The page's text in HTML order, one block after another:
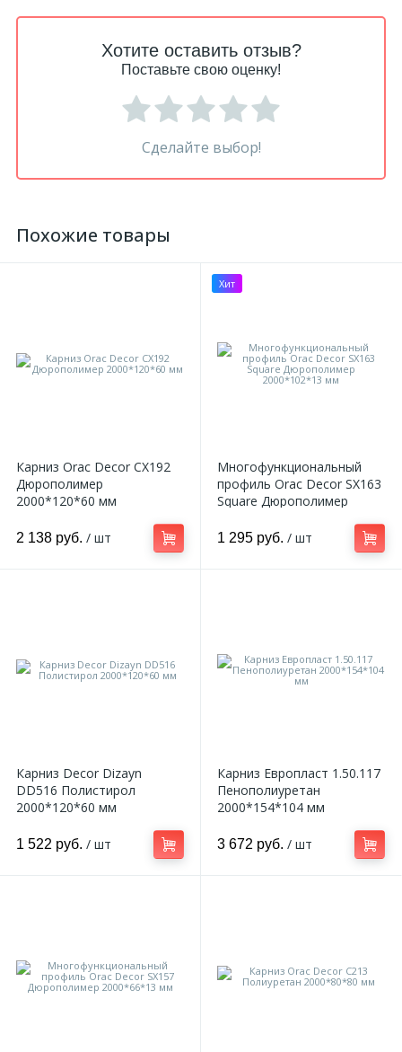
Хотите оставить отзыв?
Поставьте свою оценку!
Сделайте выбор!
Похожие товары
Карниз Orac Decor CX192
Дюрополимер
2000*120*60 мм
2 138 руб. / шт
Хит
Многофункциональный
профиль Orac Decor SX163
Square Дюрополимер
1 295 руб. / шт
Карниз Decor Dizayn
DD516 Полистирол
2000*120*60 мм
1 522 руб. / шт
Карниз Европласт 1.50.117
Пенополиуретан
2000*154*104 мм
3 672 руб. / шт